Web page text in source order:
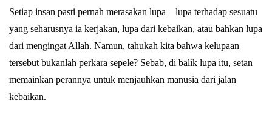
Abu Umar
Setiap insan pasti pernah merasakan lupa—lupa terhadap sesuatu
yang seharusnya ia kerjakan, lupa dari kebaikan, atau bahkan lupa
dari mengingat Allah. Namun, tahukah kita bahwa kelupaan
tersebut bukanlah perkara sepele? Sebab, di balik lupa itu, setan
memainkan perannya untuk menjauhkan manusia dari jalan
kebaikan.